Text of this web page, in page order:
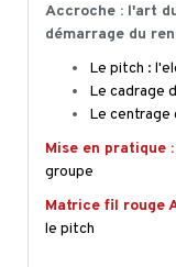
Accroche : l'art
démarrage du
Le pitch : l'
Le cadrage
Le centrage
Mise en pratique :
groupe
Matrice fil rouge
le pitch